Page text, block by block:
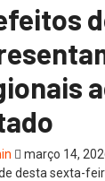
março 14,
desta sexta-